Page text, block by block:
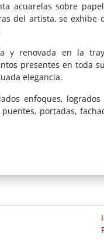
acuarelas sobre
del artista, se exhibe
y renovada en la
presentes en toda
elegancia.
enfoques,
portadas,
y Badajoz), a
como es el caso de la
parecen menos